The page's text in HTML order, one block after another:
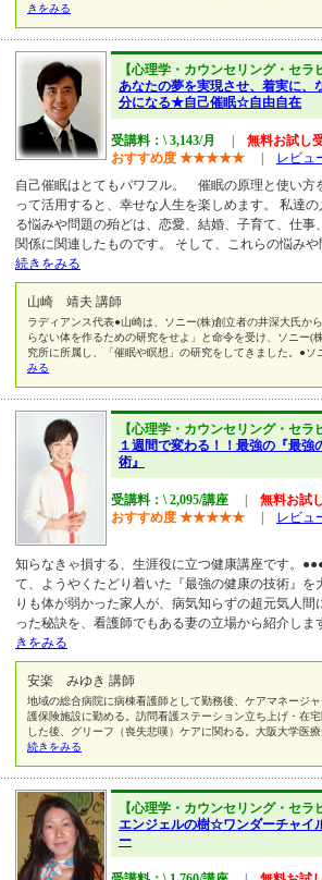
きをみる
【心理学・カウンセリング・セラ
あなたの夢を実現させ、着実に、
分になる★自己催眠☆自由自在
受講料：\ 3,143/月
無料お試し
おすすめ度 ★★★★★
レビュ
自己催眠はとてもパワフル。 催眠の原理と使い方
って活用すると、幸せな人生を楽しめます。 私達の
る悩みや問題の殆どは、恋愛、結婚、子育て、仕事
関係に関連したものです。 そして、これらの悩みや
続きをみる
山崎 靖夫 講師
ラディアンス代表●山崎は、ソニー(株)創立者の井深大氏か
らない体を作るための研究をせよ」と命令を受け、ソニー(
究所に所属し、「催眠や瞑想」の研究をしてきました。●ソ
みる
【心理学・カウンセリング・セラ
１週間で変わる！！最強の『最強
術』
受講料：\ 2,095/講座
無料お試
おすすめ度 ★★★★★ レビュ
知らなきゃ損する、生涯役に立つ健康講座です。
て、ようやくたどり着いた『最強の健康の技術』を
りも体が弱かった家人が、病気知らずの超元気人間
った秘訣を、看護師でもある妻の立場から紹介しま
きをみる
安楽 みゆき 講師
地域の総合病院に病棟看護師として勤務後、ケアマネージ
護保険施設に勤める。訪問看護ステーション立ち上げ・在
した後、グリーフ（喪失悲嘆）ケアに関わる。大阪大学医
続きをみる
【心理学・カウンセリング・セラ
エンジェルの樹☆ワンダーチャイ
ー